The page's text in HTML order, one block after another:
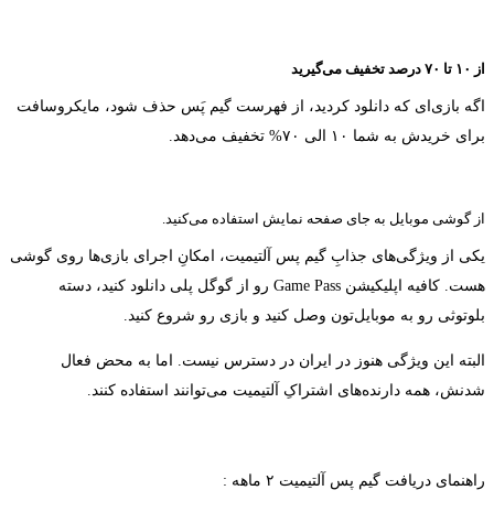
از ۱۰ تا ۷۰ درصد تخفیف می‌گیرید
اگه بازی‌ای که دانلود کردید، از فهرست گیم پَس حذف شود، مایکروسافت
برای خریدش به شما ۱۰ الی ۷۰% تخفیف می‌دهد.
از گوشی‌ موبایل به جای صفحه نمایش استفاده می‌کنید.
یکی از ویژگی‌های جذابِ گیم پس آلتیمیت، امکانِ اجرای بازی‌ها روی گوشی
هست. کافیه اپلیکیشن Game Pass رو از گوگل پلی دانلود کنید، دسته
بلوتوثی رو به موبایل‌تون وصل کنید و بازی رو شروع کنید.
البته این ویژگی هنوز در ایران در دسترس نیست. اما به محض فعال
شدنش، همه دارنده‌های اشتراکِ آلتیمیت می‌توانند استفاده کنند.
راهنمای دریافت گیم پس آلتیمیت ۲ ماهه :